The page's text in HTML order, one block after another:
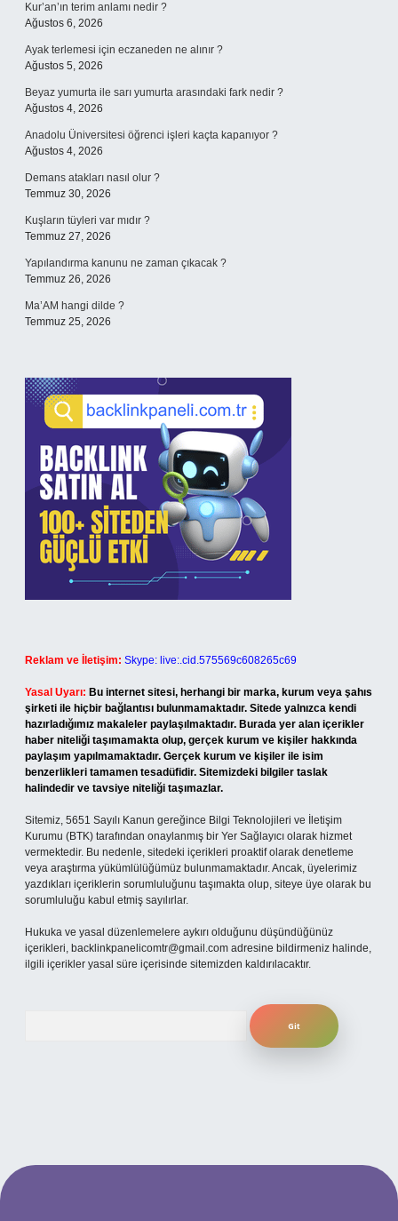
Kur’an’ın terim anlamı nedir ?
Ağustos 6, 2026
Ayak terlemesi için eczaneden ne alınır ?
Ağustos 5, 2026
Beyaz yumurta ile sarı yumurta arasındaki fark nedir ?
Ağustos 4, 2026
Anadolu Üniversitesi öğrenci işleri kaçta kapanıyor ?
Ağustos 4, 2026
Demans atakları nasıl olur ?
Temmuz 30, 2026
Kuşların tüyleri var mıdır ?
Temmuz 27, 2026
Yapılandırma kanunu ne zaman çıkacak ?
Temmuz 26, 2026
Ma’AM hangi dilde ?
Temmuz 25, 2026
Reklam ve İletişim: Skype: live:.cid.575569c608265c69
Yasal Uyarı: Bu internet sitesi, herhangi bir marka, kurum veya şahıs
şirketi ile hiçbir bağlantısı bulunmamaktadır. Sitede yalnızca kendi
hazırladığımız makaleler paylaşılmaktadır. Burada yer alan içerikler
haber niteliği taşımamakta olup, gerçek kurum ve kişiler hakkında
paylaşım yapılmamaktadır. Gerçek kurum ve kişiler ile isim
benzerlikleri tamamen tesadüfidir. Sitemizdeki bilgiler taslak
halindedir ve tavsiye niteliği taşımazlar.
Sitemiz, 5651 Sayılı Kanun gereğince Bilgi Teknolojileri ve İletişim
Kurumu (BTK) tarafından onaylanmış bir Yer Sağlayıcı olarak hizmet
vermektedir. Bu nedenle, sitedeki içerikleri proaktif olarak denetleme
veya araştırma yükümlülüğümüz bulunmamaktadır. Ancak, üyelerimiz
yazdıkları içeriklerin sorumluluğunu taşımakta olup, siteye üye olarak bu
sorumluluğu kabul etmiş sayılırlar.
Hukuka ve yasal düzenlemelere aykırı olduğunu düşündüğünüz
içerikleri, backlinkpanelicomtr@gmail.com adresine bildirmeniz halinde,
ilgili içerikler yasal süre içerisinde sitemizden kaldırılacaktır.